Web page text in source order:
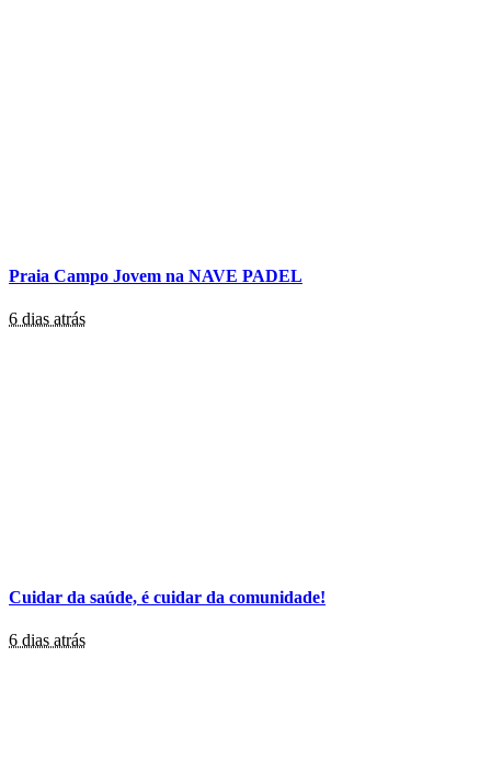
Praia Campo Jovem na NAVE PADEL
6 dias atrás
Cuidar da saúde, é cuidar da comunidade!
6 dias atrás